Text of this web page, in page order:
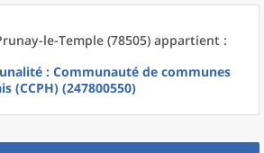
le-Temple (78505) appartient :
: Communauté de communes
(CCPH) (247800550)